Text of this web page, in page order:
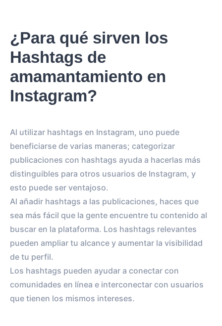
¿Para qué sirven los
Hashtags de
amamantamiento en
Instagram?
Al utilizar hashtags en Instagram, uno puede
beneficiarse de varias maneras; categorizar
publicaciones con hashtags ayuda a hacerlas más
distinguibles para otros usuarios de Instagram, y
esto puede ser ventajoso.
Al añadir hashtags a las publicaciones, haces que
sea más fácil que la gente encuentre tu contenido al
buscar en la plataforma. Los hashtags relevantes
pueden ampliar tu alcance y aumentar la visibilidad
de tu perfil.
Los hashtags pueden ayudar a conectar con
comunidades en línea e interconectar con usuarios
que tienen los mismos intereses.